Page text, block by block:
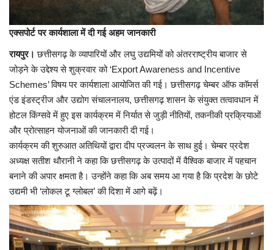
एक्सपोर्ट पर कार्यशाला में दी गई अहम जानकारी
रायपुर। छत्तीसगढ़ के व्यापारियों और लघु उद्यमियों को अंतरराष्ट्रीय बाजार से
जोड़ने के उद्देश्य से शुक्रवार को ‘Export Awareness and Incentive
Schemes’ विषय पर कार्यशाला आयोजित की गई। छत्तीसगढ़ चेम्बर ऑफ कॉमर्स
एंड इंडस्ट्रीज और उद्योग संचालनालय, छत्तीसगढ़ शासन के संयुक्त तत्वावधान में
होटल किंग्सवे में हुए इस कार्यक्रम में निर्यात से जुड़ी नीतियों, तकनीकी प्रक्रियाओं
और प्रोत्साहन योजनाओं की जानकारी दी गई।
कार्यक्रम की शुरुआत अतिथियों द्वारा दीप प्रज्वलन के साथ हुई। चेम्बर प्रदेश
अध्यक्ष सतीश थौरानी ने कहा कि छत्तीसगढ़ के उत्पादों में वैश्विक बाजार में पहचान
बनाने की अपार क्षमता है। उन्होंने कहा कि अब समय आ गया है कि प्रदेश के छोटे
उद्यमी भी ‘लोकल टू ग्लोबल’ की दिशा में आगे बढ़ें।